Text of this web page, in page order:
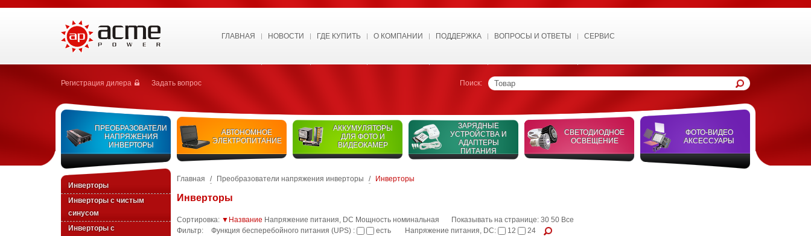
ГЛАВНАЯ НОВОСТИ ГДЕ КУПИТЬ О КОМПАНИИ ПОДДЕРЖКА ВОПРОСЫ И ОТВЕТЫ СЕРВИС
Регистрация дилера Задать вопрос Поиск:
ПРЕОБРАЗОВАТЕЛИ
НАПРЯЖЕНИЯ
ИНВЕРТОРЫ
АВТОНОМНОЕ
ЭЛЕКТРОПИТАНИЕ
АККУМУЛЯТОРЫ
ДЛЯ ФОТО И
ВИДЕОКАМЕР
ЗАРЯДНЫЕ
УСТРОЙСТВА И
АДАПТЕРЫ
ПИТАНИЯ
СВЕТОДИОДНОЕ
ОСВЕЩЕНИЕ
ФОТО-ВИДЕО
АКСЕССУАРЫ
Инверторы
Инверторы с чистым
синусом
Инверторы с
Главная / Преобразователи напряжения инверторы / Инверторы
Инверторы
Сортировка: ▼Название Напряжение питания, DC Мощность номинальная Показывать на странице: 30 50 Все
Фильтр:
Функция бесперебойного питания (UPS) : есть Напряжение питания, DC: 12 24